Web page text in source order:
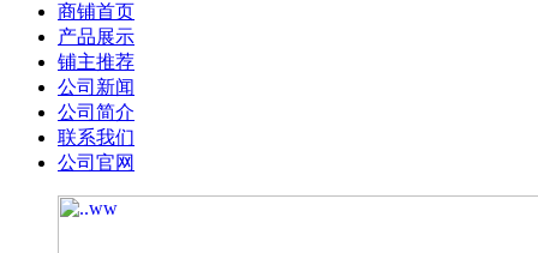
商铺首页
产品展示
铺主推荐
公司新闻
公司简介
联系我们
公司官网